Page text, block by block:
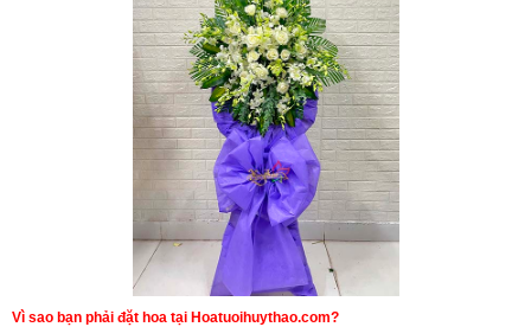
Vì sao bạn phải đặt hoa tại Hoatuoihuythao.com?